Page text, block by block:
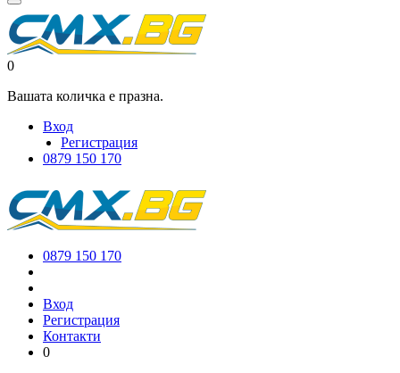
0
Вашата количка е празна.
Вход
Регистрация
0879 150 170
0879 150 170
Вход
Регистрация
Контакти
0